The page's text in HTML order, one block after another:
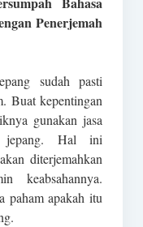
Penerjemah
sudah pasti
Buat kepentingan
gunakan jasa
jepang. Hal ini
diterjemahkan
keabsahannya.
paham apakah itu